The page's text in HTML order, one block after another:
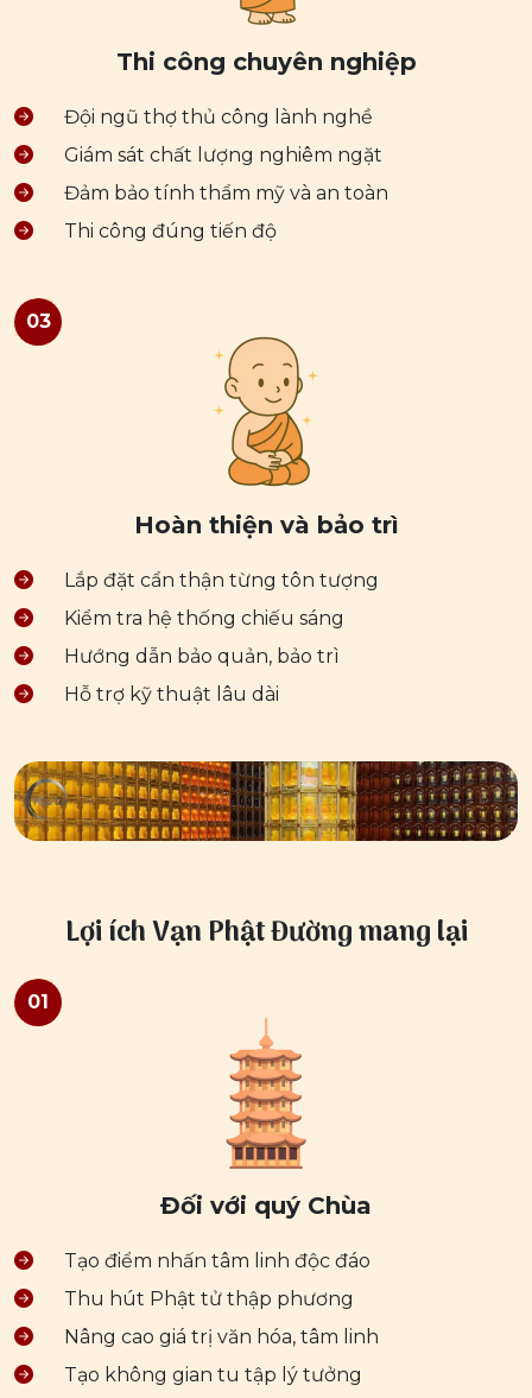
Thi công chuyên nghiệp
Đội ngũ thợ thủ công lành nghề
Giám sát chất lượng nghiêm ngặt
Đảm bảo tính thẩm mỹ và an toàn
Thi công đúng tiến độ
Hoàn thiện và bảo trì
Lắp đặt cẩn thận từng tôn tượng
Kiểm tra hệ thống chiếu sáng
Hướng dẫn bảo quản, bảo trì
Hỗ trợ kỹ thuật lâu dài
03
Lợi ích Vạn Phật Đường mang lại
Đối với quý Chùa
Tạo điểm nhấn tâm linh độc đáo
Thu hút Phật tử thập phương
Nâng cao giá trị văn hóa, tâm linh
Tạo không gian tu tập lý tưởng
01